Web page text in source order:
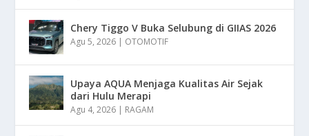
Chery Tiggo V Buka Selubung di GIIAS 2026
Agu 5, 2026 | OTOMOTIF
Upaya AQUA Menjaga Kualitas Air Sejak
dari Hulu Merapi
Agu 4, 2026 | RAGAM